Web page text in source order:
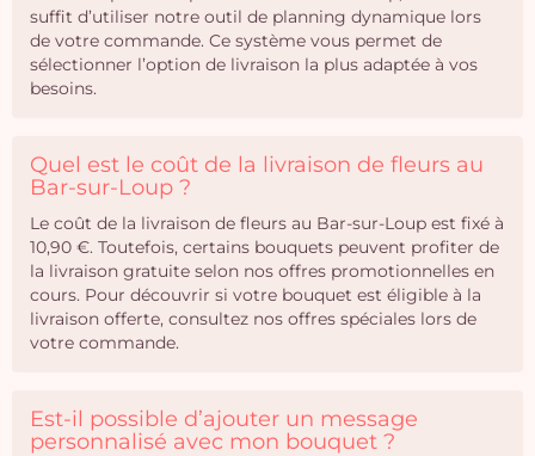
suffit d’utiliser notre outil de planning dynamique lors
de votre commande. Ce système vous permet de
sélectionner l’option de livraison la plus adaptée à vos
besoins.
Quel est le coût de la livraison de fleurs au
Bar-sur-Loup ?
Le coût de la livraison de fleurs au Bar-sur-Loup est fixé à
10,90 €. Toutefois, certains bouquets peuvent profiter de
la livraison gratuite selon nos offres promotionnelles en
cours. Pour découvrir si votre bouquet est éligible à la
livraison offerte, consultez nos offres spéciales lors de
votre commande.
Est-il possible d’ajouter un message
personnalisé avec mon bouquet ?